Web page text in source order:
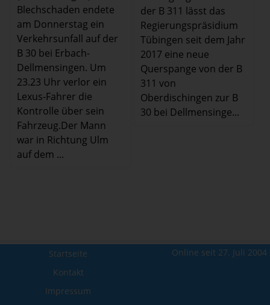
Blechschaden endete
am Donnerstag ein
Verkehrsunfall auf der
B 30 bei Erbach-
Dellmensingen. Um
23.23 Uhr verlor ein
Lexus-Fahrer die
Kontrolle über sein
Fahrzeug.Der Mann
war in Richtung Ulm
auf dem ...
der B 311 lässt das
Regierungspräsidium
Tübingen seit dem Jahr
2017 eine neue
Querspange von der B
311 von
Oberdischingen zur B
30 bei Dellmensinge...
Online seit 27. Juli 2004
Startseite
Kontakt
Impressum